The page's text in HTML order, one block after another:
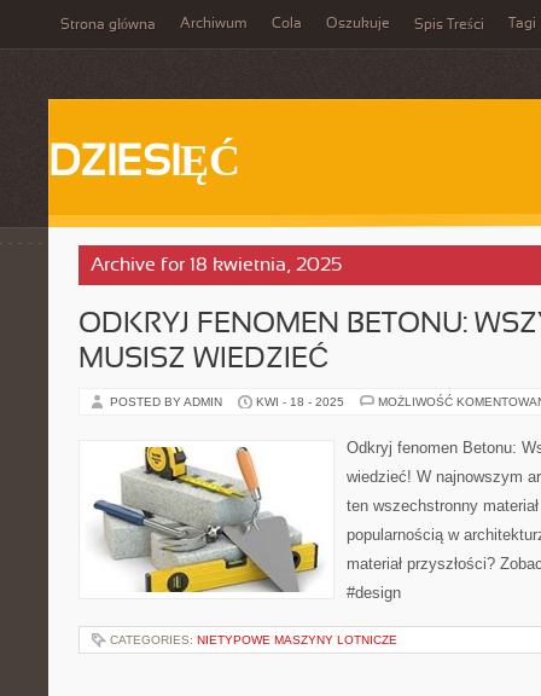
Strona główna Archiwum Cola Oszukuje Spis Treści Tagi
DZIESIĘĆ
Archive for 18 kwietnia, 2025
ODKRYJ FENOMEN BETONU:
MUSISZ WIEDZIEĆ
POSTED BY ADMIN KWI - 18 - 2025 MOŻLIWOŚĆ
Odkryj fenomen Betonu:
wiedzieć! W najnowszym
ten wszechstronny
popularnością w
materiał przyszłości?
#design
CATEGORIES: NIETYPOWE MASZYNY LOTNICZE